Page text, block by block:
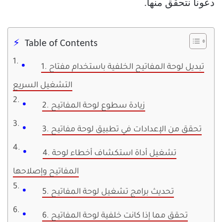
دعونا نتحقق منها.
Table of Contents
1. تبديل لوحة المفاتيح الخلفية باستخدام مفتاح
التشغيل السريع
2. زيادة سطوع لوحة المفاتيح
3. تحقق من الإعدادات في تطبيق لوحة مفاتيح
4. تشغيل أداة استكشاف أخطاء لوحة
المفاتيح وإصلاحها
5. تحديث برامج تشغيل لوحة المفاتيح
6. تحقق مما إذا كانت خلفية لوحة المفاتيح